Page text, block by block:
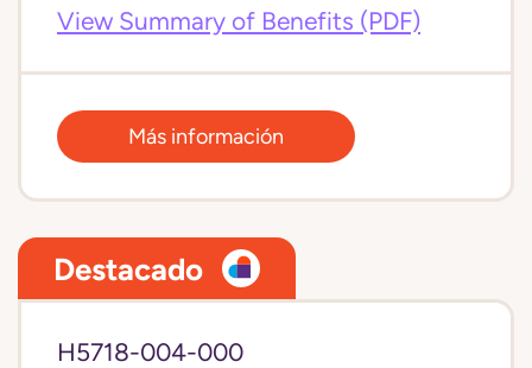
View Summary of Benefits (PDF)
Más información
Destacado
H5718-004-000